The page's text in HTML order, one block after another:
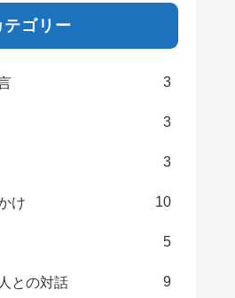
テゴリー
3
3
3
け 10
5
との対話 9